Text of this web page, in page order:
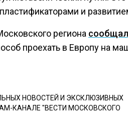
и
региона
проехать в Европу на
НОВОСТЕЙ И ЭКСКЛЮЗИВНЫХ
КАНАЛЕ "ВЕСТИ МОСКОВСКОГО